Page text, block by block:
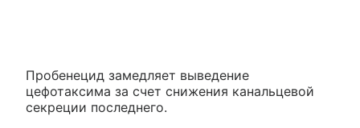
Пробенецид замедляет выведение
цефотаксима за счет снижения канальцевой
секреции последнего.